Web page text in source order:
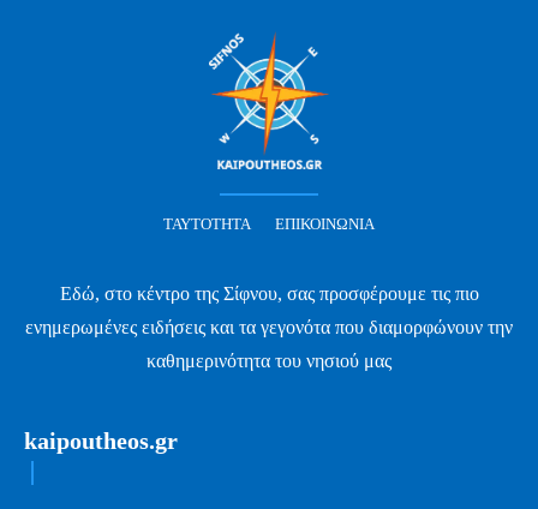
ΤΑΥΤΌΤΗΤΑ ΕΠΙΚΟΙΝΩΝΊΑ
Εδώ, στο κέντρο της Σίφνου, σας προσφέρουμε τις πιο
ενημερωμένες ειδήσεις και τα γεγονότα που διαμορφώνουν την
καθημερινότητα του νησιού μας
kaipoutheos.gr